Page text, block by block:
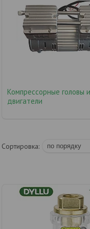
Компрессорные головы
двигатели